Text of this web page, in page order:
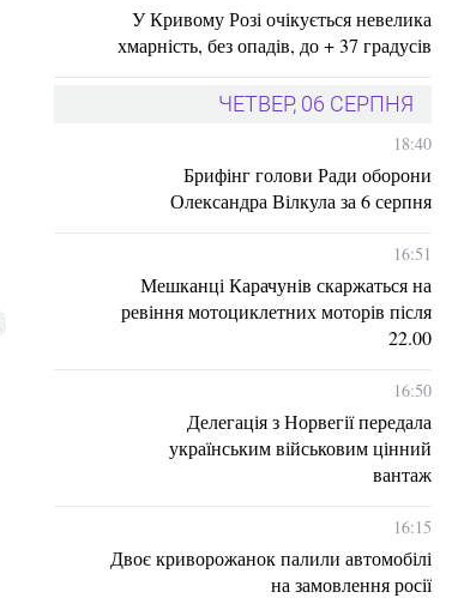
У Кривому Розі очікується невелика
хмарність, без опадів, до + 37 градусів
ЧЕТВЕР, 06 СЕРПНЯ
18:40
Брифінг голови Ради оборони
Олександра Вілкула за 6 серпня
16:51
Мешканці Карачунів скаржаться на
ревіння мотоциклетних моторів після
22.00
16:50
Делегація з Норвегії передала
українським військовим цінний
вантаж
16:15
Двоє криворожанок палили автомобілі
на замовлення росії